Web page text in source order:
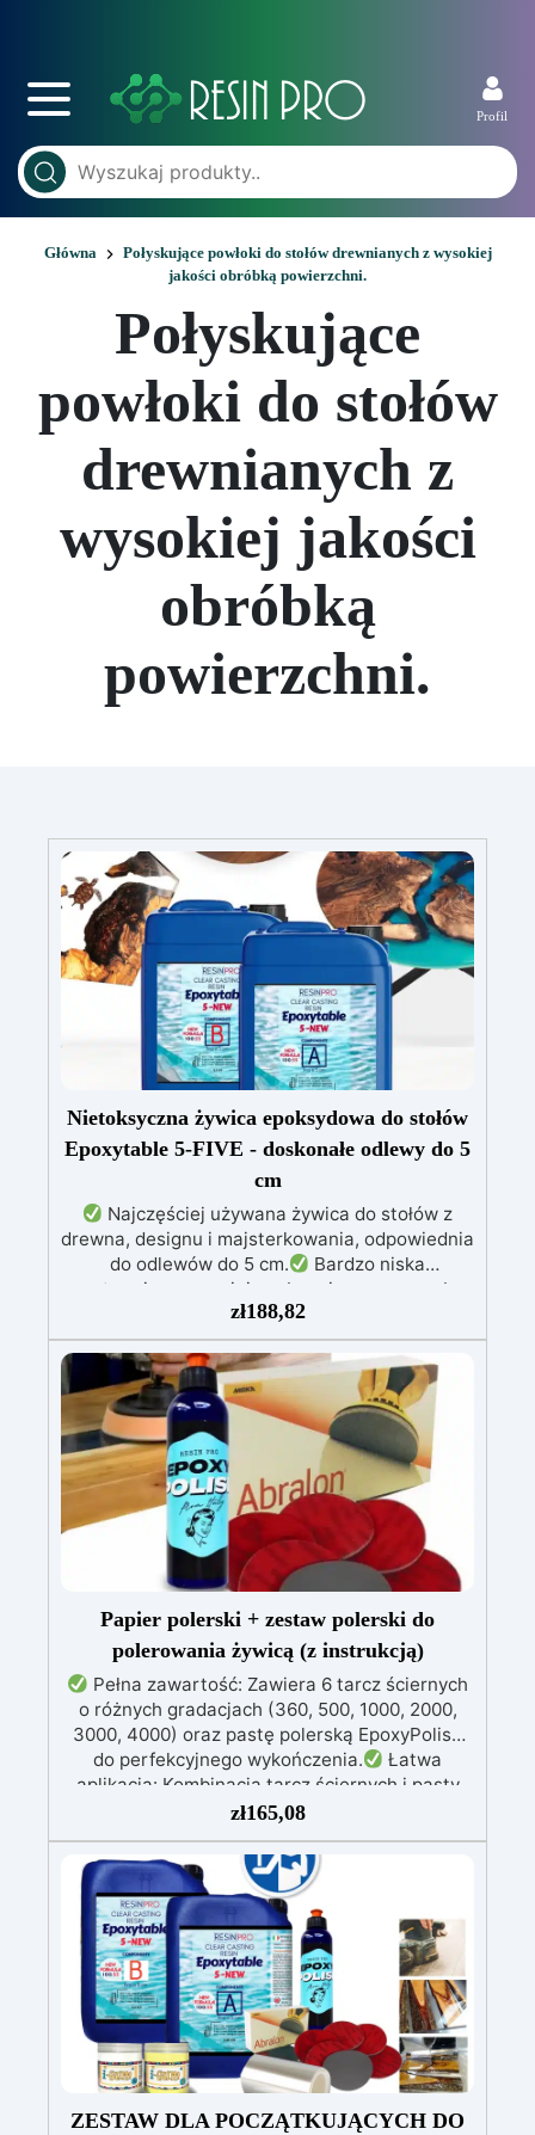
Profil
Główna
Połyskujące powłoki do stołów drewnianych z wysokiej
jakości obróbką powierzchni.
Połyskujące
powłoki do stołów
drewnianych z
wysokiej jakości
obróbką
powierzchni.
Nietoksyczna żywica epoksydowa do stołów
Epoxytable 5-FIVE - doskonałe odlewy do 5
cm
Najczęściej używana żywica do stołów z
drewna, designu i majsterkowania, odpowiednia
do odlewów do 5 cm.
Bardzo niska
egzotermia zapewniająca bezpieczną pracę bez
Odporna na zarysowania i
żółknięcie dzięki filtrom UV i wysokiej jakości
mechanicznej.
Niska lepkość, eliminująca
pęcherzyki powietrza i zapewniająca gładkie
wykończenie.
Bezpieczna i nietoksyczna,
wolna od BPA/VOC, certyfikowana do
długotrwałego kontaktu ze skórą.
zł188,82
Papier polerski + zestaw polerski do
polerowania żywicą (z instrukcją)
Pełna zawartość: Zawiera 6 tarcz ściernych
o różnych gradacjach (360, 500, 1000, 2000,
3000, 4000) oraz pastę polerską EpoxyPolish
do perfekcyjnego wykończenia.
Łatwa
aplikacja: Kombinacja tarcz ściernych i pasty
polerskiej zapewnia prostą i skuteczną
polerowanie powierzchni z żywicy.
Stopniowe
kroki: Zacznij od niższych gradacji, aby usunąć
niedoskonałości, a zakończ na gradacji 4000,
uzyskując wysokiej jakości błyszczące
wykończenie.
Wykończenie satynowe lub
błyszczące: Aby uzyskać wykończenie
błyszczące, nałóż pastę EpoxyPolish; dla
wykończenia satynowego, dokładnie spłucz i
użyj Olio Cera Dura Satinata Osmo.
Szerokie
pokrycie: Zestaw pokrywa około 2 m²
powierzchni z żywicy, idealny do projektów DIY
lub profesjonalnych.
zł165,08
ZESTAW DLA POCZĄTKUJĄCYCH DO